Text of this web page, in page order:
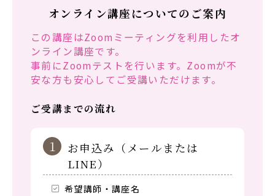
オンライン講座についてのご案内
この講座はZoomミーティングを利用したオ
ンライン講座です。
事前にZoomテストを行います。Zoomが不
安な方も安心してご受講いただけます。
ご受講までの流れ
1
お申込み（メールまたは
LINE）
希望講師・講座名